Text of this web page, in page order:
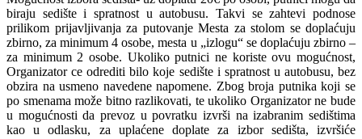
biraju sedište i spratnost u autobusu. Takvi se zahtevi podnose
prilikom prijavljivanja za putovanje Mesta za stolom se doplaćuju
zbirno, za minimum 4 osobe, mesta u „izlogu“ se doplaćuju zbirno –
za minimum 2 osobe. Ukoliko putnici ne koriste ovu mogućnost,
Organizator ce odrediti bilo koje sedište i spratnost u autobusu, bez
obzira na usmeno navedene napomene. Zbog broja putnika koji se
po smenama može bitno razlikovati, te ukoliko Organizator ne bude
u mogućnosti da prevoz u povratku izvrši na izabranim sedištima
kao u odlasku, za uplaćene doplate za izbor sedišta, izvršiće